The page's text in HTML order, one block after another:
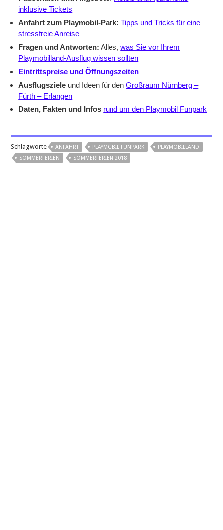
inklusive Tickets
Anfahrt zum Playmobil-Park: Tipps und Tricks für eine
stressfreie Anreise
Fragen und Antworten: Alles,was Sie vor Ihrem
Playmobilland-Ausflug wissen sollten
Eintrittspreise und Öffnungszeiten
Ausflugsziele und Ideen für denGroßraum Nürnberg –
Fürth – Erlangen
Daten, Fakten und Infos rund um den Playmobil Funpark
Schlagworte ANFAHRT PLAYMOBIL FUNPARK
PLAYMOBILLAND
SOMMERFERIEN
SOMMERFERIEN 2018